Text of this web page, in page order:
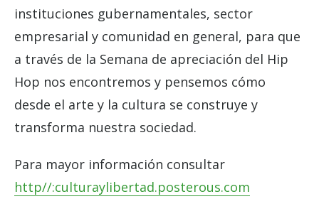
instituciones gubernamentales, sector
empresarial y comunidad en general, para que
a través de la Semana de apreciación del Hip
Hop nos encontremos y pensemos cómo
desde el arte y la cultura se construye y
transforma nuestra sociedad.
Para mayor información consultar
http//:culturaylibertad.posterous.com